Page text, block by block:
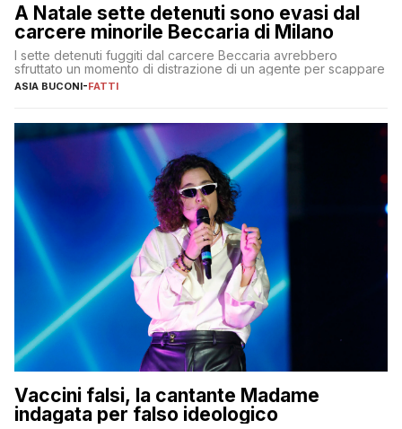
A Natale sette detenuti sono evasi dal
carcere minorile Beccaria di Milano
I sette detenuti fuggiti dal carcere Beccaria avrebbero
sfruttato un momento di distrazione di un agente per scappare
ASIA BUCONI-FATTI
Vaccini falsi, la cantante Madame
indagata per falso ideologico